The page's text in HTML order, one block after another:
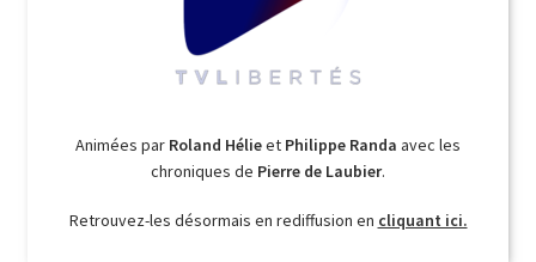
Animées par Roland Hélieet Philippe Randa avec les
chroniques de Pierre de Laubier.
Retrouvez-les désormais en rediffusion en cliquant ici.